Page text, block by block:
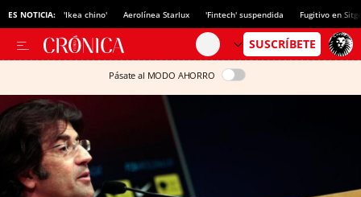
ES NOTICIA: 'Ikea chino' Aerolínea Starlux 'Fintech' suspendida Fugitivo en
Pásate al MODO AHORRO